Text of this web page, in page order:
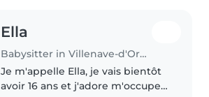
Ella
Babysitter in Villenave-d'Ornon
Je m'appelle Ella, je vais bientôt
avoir 16 ans et j'adore m'occuper